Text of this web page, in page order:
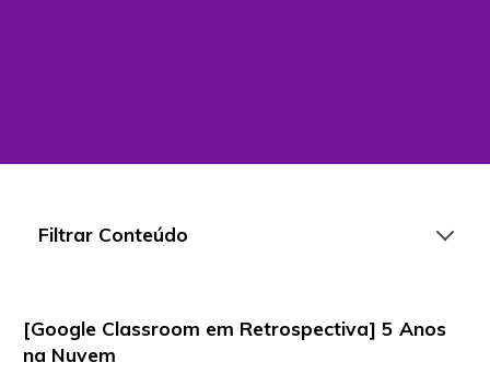
Filtrar Conteúdo
Artigos
[Google Classroom em Retrospectiva] 5 Anos
na Nuvem